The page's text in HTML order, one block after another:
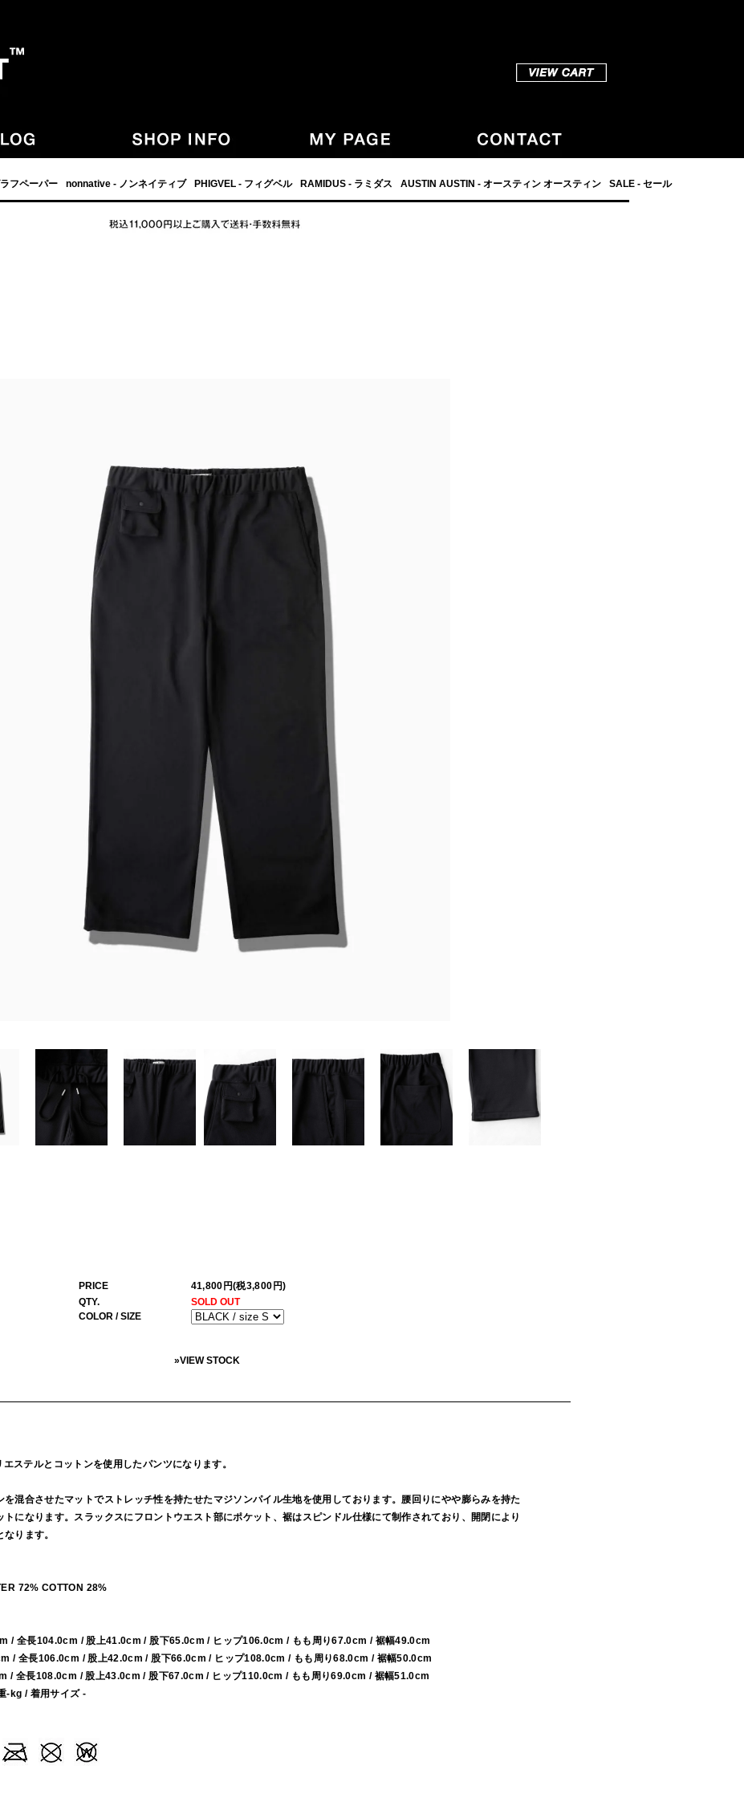
フペーパー nonnative - ノンネイティブ PHIGVEL - フィグベル RAMIDUS - ラミダス AUSTIN AUSTIN - オースティン オースティン SALE - セール
PRICE
41,800円(税3,800円)
QTY.
SOLD OUT
COLOR / SIZE
»VIEW STOCK
ステルとコットンを使用したパンツになります。
を混合させたマットでストレッチ性を持たせたマジソンパイル生地を使用しております。腰回りにやや膨らみを持た
トになります。スラックスにフロントウエスト部にポケット、裾はスピンドル仕様にて制作されており、開閉により
ります。
72% COTTON 28%
/ 全長104.0cm / 股上41.0cm / 股下65.0cm / ヒップ106.0cm / もも周り67.0cm / 裾幅49.0cm
/ 全長106.0cm / 股上42.0cm / 股下66.0cm / ヒップ108.0cm / もも周り68.0cm / 裾幅50.0cm
/ 全長108.0cm / 股上43.0cm / 股下67.0cm / ヒップ110.0cm / もも周り69.0cm / 裾幅51.0cm
-kg / 着用サイズ -